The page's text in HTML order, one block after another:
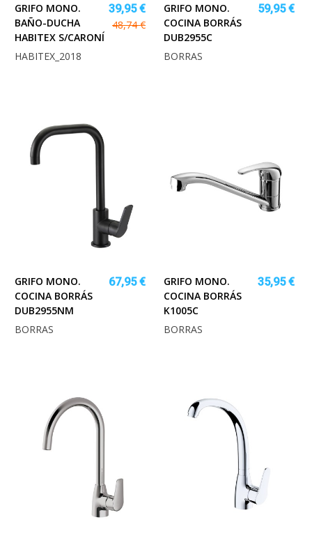
GRIFO MONO.
BAÑO-DUCHA
HABITEX S/CARONÍ
39,95 €
48,74 €
HABITEX_2018
GRIFO MONO.
COCINA BORRÁS
DUB2955C
59,95 €
BORRAS
GRIFO MONO.
COCINA BORRÁS
DUB2955NM
67,95 €
BORRAS
GRIFO MONO.
COCINA BORRÁS
K1005C
35,95 €
BORRAS